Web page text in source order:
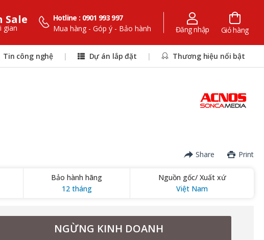
Sale
gian
Hotline : 0901 993 997
Mua hàng - Góp ý - Bảo hành
Đăng nhập Giỏ hàng
Tin công nghệ | Dự án lắp đặt | Thương hiệu nổi bật
Share Print
Bảo hành hãng
12 tháng
Nguồn gốc/ Xuất xứ
Việt Nam
NGỪNG KINH DOANH